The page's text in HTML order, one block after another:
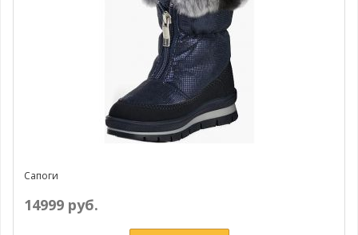
Сапоги
14999 руб.